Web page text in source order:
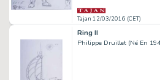
Tajan 12/03/2016 (CET)
Ring II
Philippe Druillet (Né En